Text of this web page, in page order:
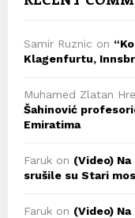
Samir Ruznic on
Klagenfurtu,
Muhamed Zlatan
Šahinović
Emiratima
Faruk on (Video)
srušile su Stari
Faruk on (Video)